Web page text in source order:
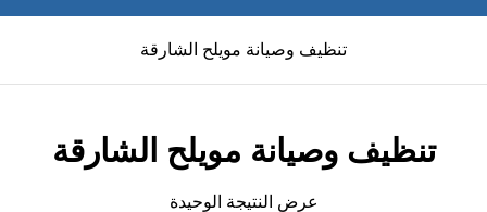
تنظيف وصيانة مويلح الشارقة
تنظيف وصيانة مويلح الشارقة
عرض النتيجة الوحيدة